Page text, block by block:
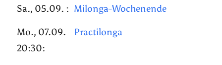
Sa., 05.09. : Milonga-Wochenende
Mo., 07.09.
20:30:
Practilonga